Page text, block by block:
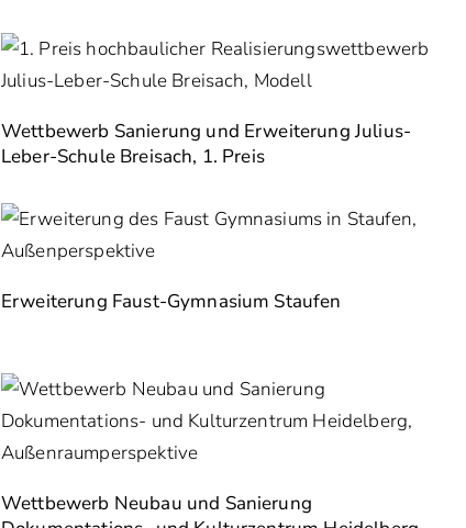
Wettbewerb Sanierung und Erweiterung Julius-
Leber-Schule Breisach, 1. Preis
Erweiterung Faust-Gymnasium Staufen
Wettbewerb Neubau und Sanierung